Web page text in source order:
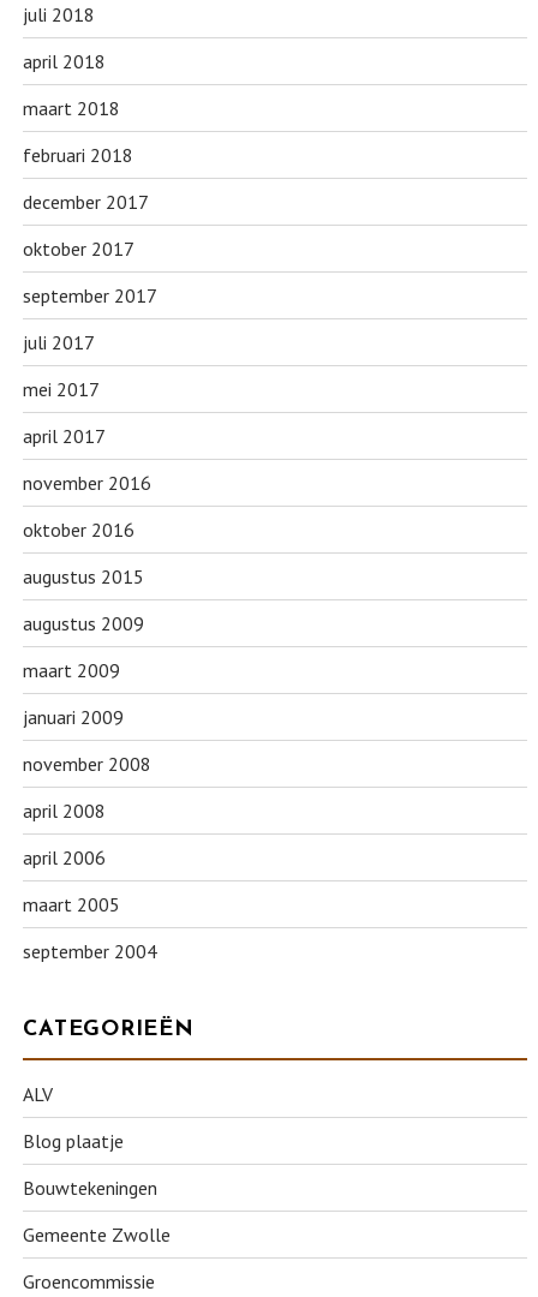
juli 2018
april 2018
maart 2018
februari 2018
december 2017
oktober 2017
september 2017
juli 2017
mei 2017
april 2017
november 2016
oktober 2016
augustus 2015
augustus 2009
maart 2009
januari 2009
november 2008
april 2008
april 2006
maart 2005
september 2004
CATEGORIEËN
ALV
Blog plaatje
Bouwtekeningen
Gemeente Zwolle
Groencommissie